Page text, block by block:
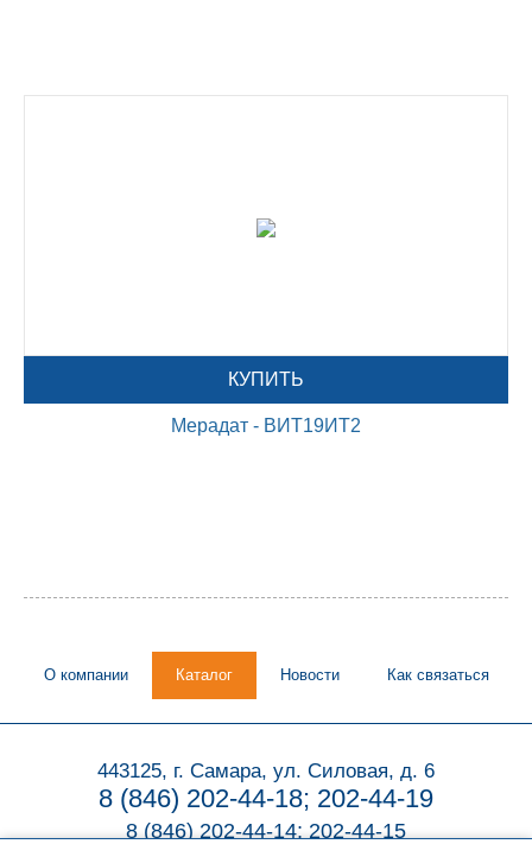
КУПИТЬ
Мерадат - ВИТ19ИТ2
О компании Каталог Новости Как связаться
443125, г. Самара, ул. Силовая, д. 6
8 (846) 202-44-18; 202-44-19
8 (846) 202-44-14; 202-44-15